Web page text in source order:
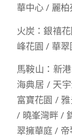
華中心 / 麗柏
火炭：銀禧
峰花園 / 華
馬鞍山：新
海典居 / 天
富寶花園 /
/ 曉峯灣畔 /
翠擁華庭 /